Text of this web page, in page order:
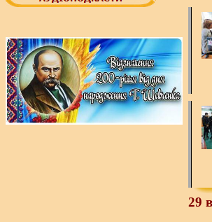
29